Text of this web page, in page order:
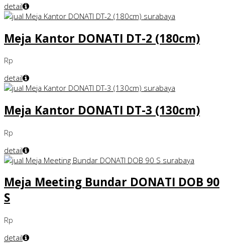
detail
Meja Kantor DONATI DT-2 (180cm)
Rp
detail
Meja Kantor DONATI DT-3 (130cm)
Rp
detail
Meja Meeting Bundar DONATI DOB 90
S
Rp
detail